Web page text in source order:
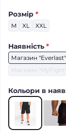
Розмір *
M XL XXL
Наявність *
Магазин "Everlast"
Магазин "MyFight"
Кольори в